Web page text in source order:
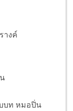
างค์
บบท หมอปิ่น